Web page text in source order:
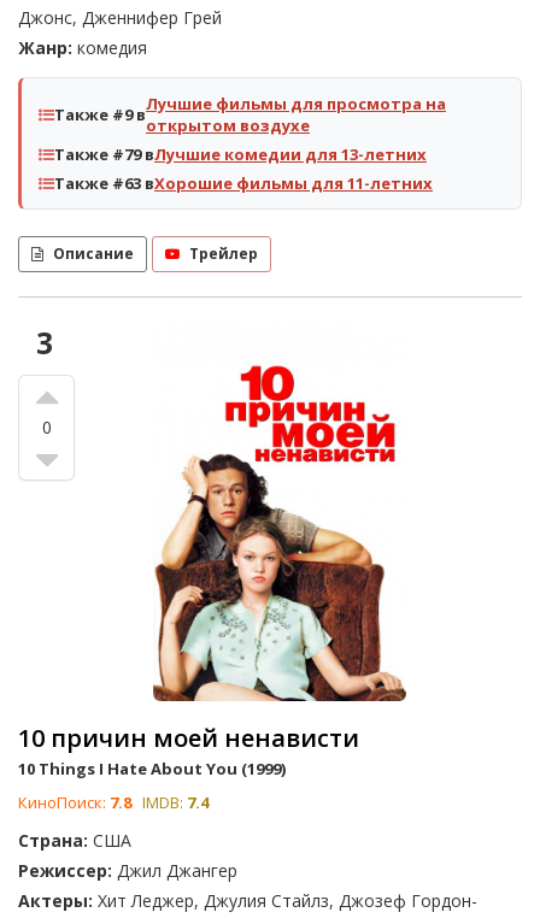
Джонс, Дженнифер Грей
Жанр: комедия
Также #9 вЛучшие фильмы для просмотра на
открытом воздухе
Также #79 вЛучшие комедии для 13-летних
Также #63 вХорошие фильмы для 11-летних
Описание Трейлер
3
0
10 причин моей ненависти
10 Things I Hate About You (1999)
КиноПоиск: 7.8 IMDB: 7.4
Страна: США
Режиссер: Джил Джангер
Актеры: Хит Леджер, Джулия Стайлз, Джозеф Гордон-